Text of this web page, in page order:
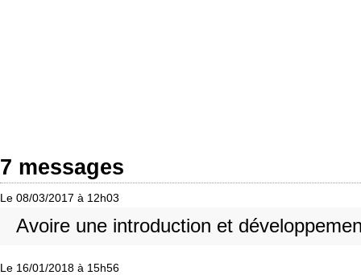
7 messages
Le 08/03/2017 à 12h03
Avoire une introduction et
Le 16/01/2018 à 15h56